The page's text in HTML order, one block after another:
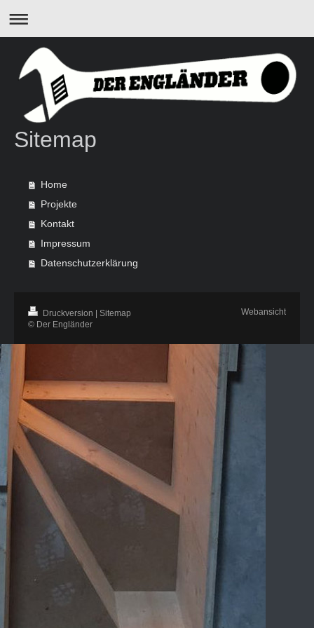
Sitemap
Home
Projekte
Kontakt
Impressum
Datenschutzerklärung
Druckversion
Sitemap
© Der Engländer
Webansicht